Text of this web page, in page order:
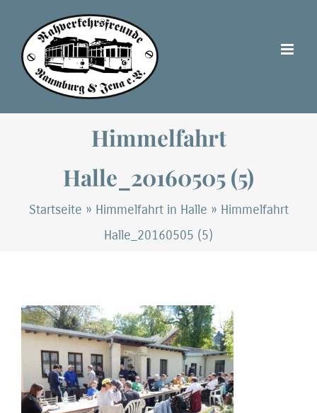
Inhalt
springen
Himmelfahrt
Halle_20160505 (5)
Startseite » Himmelfahrt in Halle » Himmelfahrt
Halle_20160505 (5)